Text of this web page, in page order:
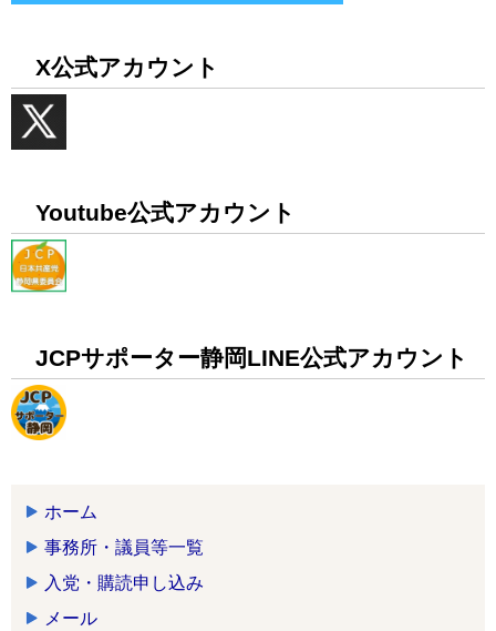
X公式アカウント
Youtube公式アカウント
JCPサポーター静岡LINE公式アカウント
ホーム
事務所・議員等一覧
入党・購読申し込み
メール